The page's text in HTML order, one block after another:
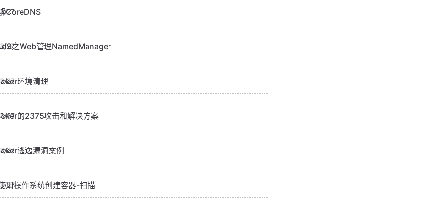
3/27
CoreDNS
3/27之Web管理NamedManager
3/27环境清理
3/27的2375攻击和解决方案
3/27逃逸漏洞案例
3/27用操作系统创建容器-扫描